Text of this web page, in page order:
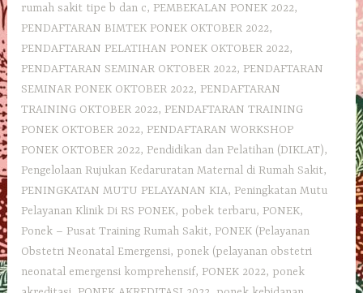
rumah sakit tipe b dan c, PEMBEKALAN PONEK 2022,
PENDAFTARAN BIMTEK PONEK OKTOBER 2022,
PENDAFTARAN PELATIHAN PONEK OKTOBER 2022,
PENDAFTARAN SEMINAR OKTOBER 2022, PENDAFTARAN
SEMINAR PONEK OKTOBER 2022, PENDAFTARAN
TRAINING OKTOBER 2022, PENDAFTARAN TRAINING
PONEK OKTOBER 2022, PENDAFTARAN WORKSHOP
PONEK OKTOBER 2022, Pendidikan dan Pelatihan (DIKLAT),
Pengelolaan Rujukan Kedaruratan Maternal di Rumah Sakit,
PENINGKATAN MUTU PELAYANAN KIA, Peningkatan Mutu
Pelayanan Klinik Di RS PONEK, pobek terbaru, PONEK,
Ponek – Pusat Training Rumah Sakit, PONEK (Pelayanan
Obstetri Neonatal Emergensi, ponek (pelayanan obstetri
neonatal emergensi komprehensif, PONEK 2022, ponek